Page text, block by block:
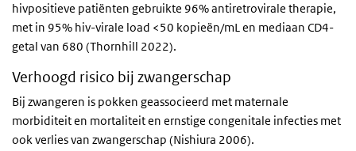
hivpositieve patiënten gebruikte 96% antiretrovirale therapie,
met in 95% hiv-virale load <50 kopieën/mL en mediaan CD4-
getal van 680 (Thornhill 2022).
Verhoogd risico bij zwangerschap
Bij zwangeren is pokken geassocieerd met maternale
morbiditeit en mortaliteit en ernstige congenitale infecties met
ook verlies van zwangerschap (Nishiura 2006).